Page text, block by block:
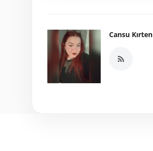
Cansu Kırten